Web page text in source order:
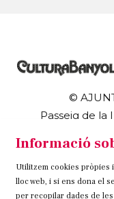
©
Passeig de la
972
Sitemap Avís
Informació
Utilitzem cookies pròpies
lloc web, i si ens dona el
per recopilar dades de